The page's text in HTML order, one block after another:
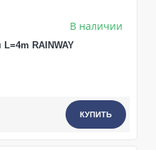
В наличии
RAINWAY
КУПИТЬ